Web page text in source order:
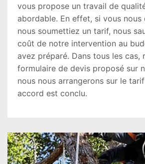
vous propose un travail de
abordable. En effet, si vous
nous soumettiez un tarif, nous
coût de notre intervention au
avez préparé. Dans tous les cas,
formulaire de devis proposé sur
nous nous arrangerons sur le
accord est conclu.